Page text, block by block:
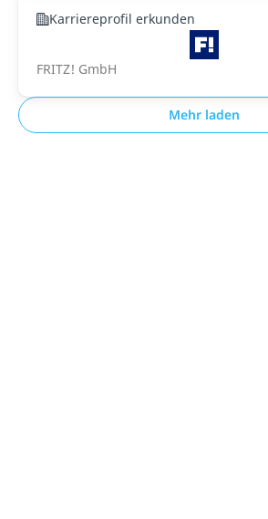
Karriereprofil erkunden
FRITZ! GmbH
Mehr laden